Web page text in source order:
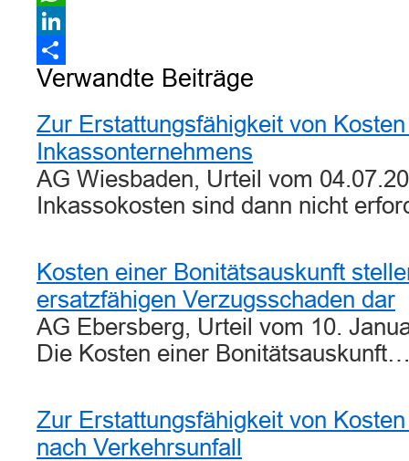
WhatsApp
LinkedIn
Teilen
Verwandte Beiträge
Zur Erstattungsfähigkeit von
Inkassonternehmens
AG Wiesbaden, Urteil vom
Inkassokosten sind dann nicht
Kosten einer Bonitätsauskunft
ersatzfähigen Verzugsschaden dar
AG Ebersberg, Urteil vom 10.
Die Kosten einer
Zur Erstattungsfähigkeit von
nach Verkehrsunfall